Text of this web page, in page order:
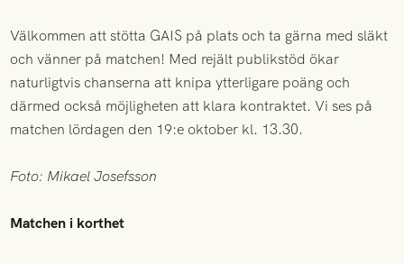
Välkommen att stötta GAIS på plats och ta gärna med släkt
och vänner på matchen! Med rejält publikstöd ökar
naturligtvis chanserna att knipa ytterligare poäng och
därmed också möjligheten att klara kontraktet. Vi ses på
matchen lördagen den 19:e oktober kl. 13.30.
Foto: Mikael Josefsson
Matchen i korthet